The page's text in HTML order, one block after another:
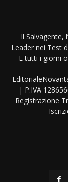
Il Salvagente,
Leader nei Test
E tutti i giorni
| P.IVA
Registrazione